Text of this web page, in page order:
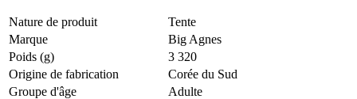
Nature de produit
Tente
Marque
Big Agnes
Poids (g)
3 320
Origine de fabrication
Corée du Sud
Groupe d'âge
Adulte